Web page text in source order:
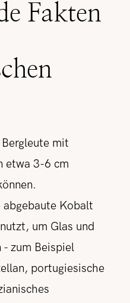
Fakten
mit
etwa 3-6 cm
abgebaute Kobalt
um Glas und
- zum Beispiel
portugiesische